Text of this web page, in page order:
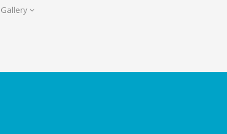
Gallery